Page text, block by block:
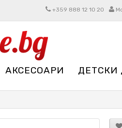
+359 888 12 10 20
АКСЕСОАРИ ДЕТСКИ